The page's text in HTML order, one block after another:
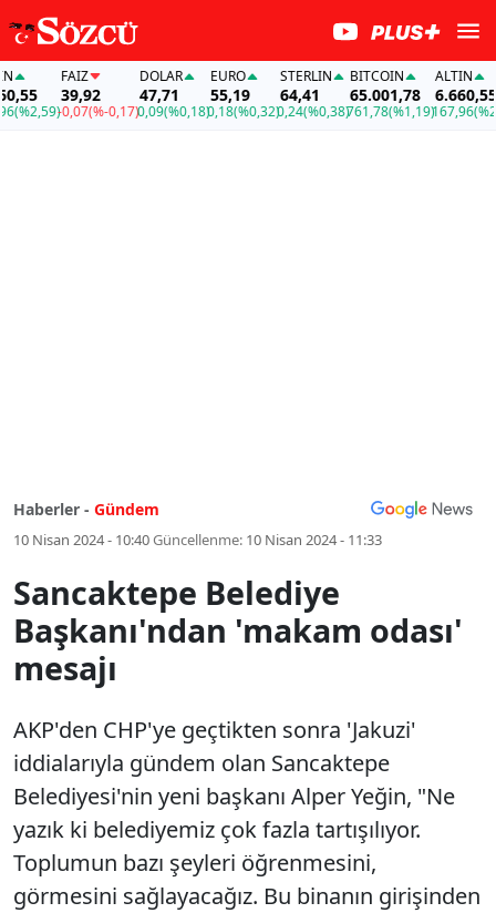
FAİZ
39,92
-0,07(%-0,17)
DOLAR
47,71
0,09(%0,18)
EURO
55,19
0,18(%0,32)
STERLIN
64,41
0,24(%0,38)
BITCOIN
65.001,78
761,78(%1,19)
ALTIN
6.660,55
167,96(%2,59)-
Haberler - Gündem
10 Nisan 2024 - 10:40Güncellenme: 10 Nisan 2024 - 11:33
Sancaktepe Belediye
Başkanı'ndan 'makam odası'
mesajı
AKP'den CHP'ye geçtikten sonra 'Jakuzi'
iddialarıyla gündem olan Sancaktepe
Belediyesi'nin yeni başkanı Alper Yeğin, "Ne
yazık ki belediyemiz çok fazla tartışılıyor.
Toplumun bazı şeyleri öğrenmesini,
görmesini sağlayacağız. Bu binanın girişinden